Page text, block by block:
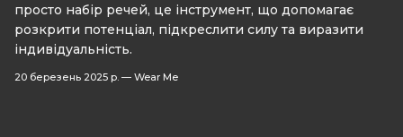
просто набір речей, це інструмент, що допомагає
розкрити потенціал, підкреслити силу та виразити
індивідуальність.
20 березень 2025 р. — Wear Me